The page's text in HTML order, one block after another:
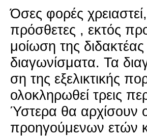
Όσες φορές
πρό­σθε­τες , εκτός
μοί­ω­ση της
δια­γω­νί­σμα­τα. Τα
ση της εξε­λι­κτι­κής
ολο­κλη­ρω­θεί τρεις
Ύστε­ρα θα αρ­χί­σουν
προη­γού­με­νων ετών